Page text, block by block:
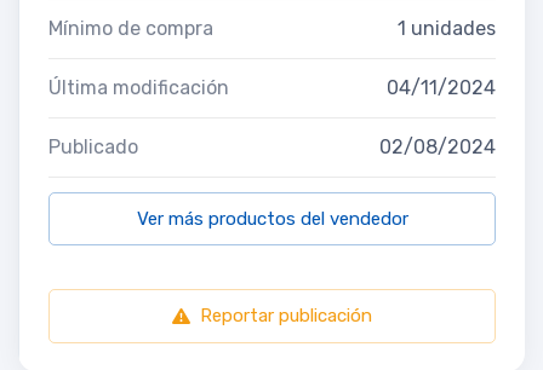
Mínimo de compra 1 unidades
Última modificación 04/11/2024
Publicado 02/08/2024
Ver más productos del vendedor
Reportar publicación